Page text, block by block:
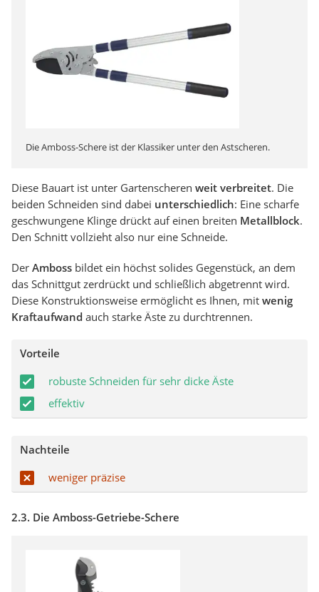
Die Amboss-Schere ist der Klassiker unter den Astscheren.
Diese Bauart ist unter Gartenscheren weit verbreitet. Die
beiden Schneiden sind dabei unterschiedlich: Eine scharfe
geschwungene Klinge drückt auf einen breiten Metallblock.
Den Schnitt vollzieht also nur eine Schneide.
Der Amboss bildet ein höchst solides Gegenstück, an dem
das Schnittgut zerdrückt und schließlich abgetrennt wird.
Diese Konstruktionsweise ermöglicht es Ihnen, mit wenig
Kraftaufwand auch starke Äste zu durchtrennen.
Vorteile
robuste Schneiden für sehr dicke Äste
effektiv
Nachteile
weniger präzise
2.3. Die Amboss-Getriebe-Schere